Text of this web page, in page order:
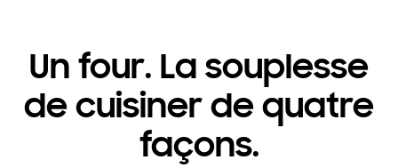
Un four. La souplesse
de cuisiner de quatre
façons.